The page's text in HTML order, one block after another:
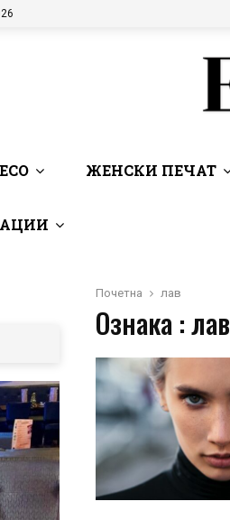
ЖЕНСКИ ПЕЧАТ
Почетна лав
Ознака : лав